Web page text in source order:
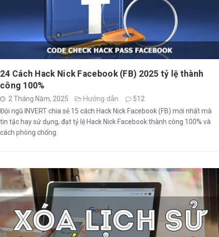
24 Cách Hack Nick Facebook (FB) 2025 tỷ lệ thành
công 100%
2 Tháng Năm, 2025 Hướng dẫn
512
Đội ngũ INVERT chia sẻ 15 cách Hack Nick Facebook (FB) mới nhất mà
tin tặc hay sử dụng, đạt tỷ lệ Hack Nick Facebook thành công 100% và
cách phòng chống.